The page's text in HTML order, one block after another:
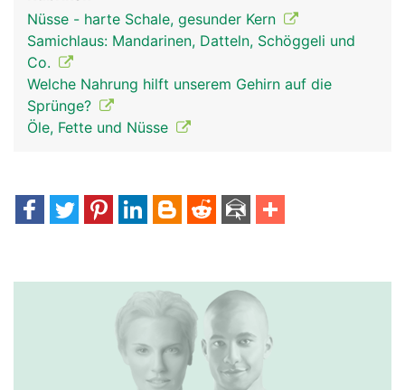
Nüsse - harte Schale, gesunder Kern
Samichlaus: Mandarinen, Datteln, Schöggeli und
Co.
Welche Nahrung hilft unserem Gehirn auf die
Sprünge?
Öle, Fette und Nüsse